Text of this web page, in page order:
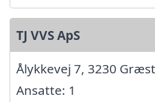
TJ VVS ApS
Ålykkevej 7, 3230
Ansatte: 1